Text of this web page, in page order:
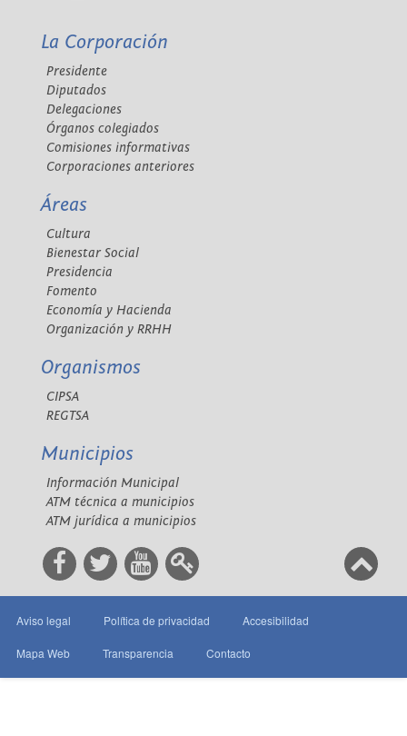
La Corporación
Presidente
Diputados
Delegaciones
Órganos colegiados
Comisiones informativas
Corporaciones anteriores
Áreas
Cultura
Bienestar Social
Presidencia
Fomento
Economía y Hacienda
Organización y RRHH
Organismos
CIPSA
REGTSA
Municipios
Información Municipal
ATM técnica a municipios
ATM jurídica a municipios
Aviso legal Política de privacidad Accesibilidad
Mapa Web Transparencia Contacto